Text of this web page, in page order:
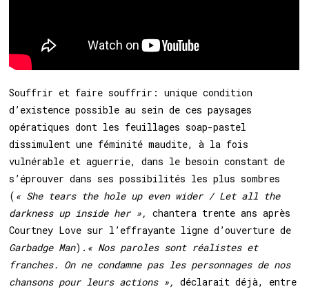
Souffrir et faire souffrir: unique condition
d’existence possible au sein de ces paysages
opératiques dont les feuillages soap-pastel
dissimulent une féminité maudite, à la fois
vulnérable et aguerrie, dans le besoin constant de
s’éprouver dans ses possibilités les plus sombres
( « She tears the hole up even wider / Let all the
darkness up inside her »,chantera trente ans après
Courtney Love sur l’effrayante ligne d’ouverture de
Garbadge Man). « Nos paroles sont réalistes et
franches. On ne condamne pas les personnages de nos
chansons pour leurs actions »,déclarait déjà, entre